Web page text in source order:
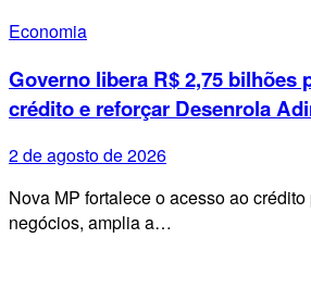
Economia
Governo libera R$ 2,75 bilhões
crédito e reforçar Desenrola
2 de agosto de 2026
Nova MP fortalece o acesso ao
negócios, amplia a…